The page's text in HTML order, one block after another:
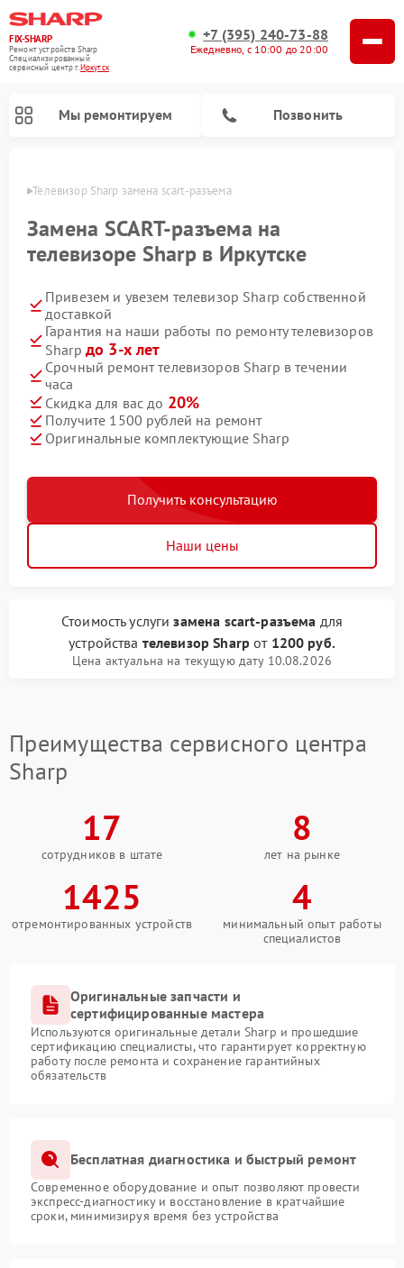
FIX-SHARP
Ремонт устройств Sharp
Специализированный
cервисный центр г.Иркутск
+7 (395) 240-73-88
Ежедневно, с 10:00 до 20:00
Мы ремонтируем Позвонить
Телевизор Sharp замена scart-разъема
Замена SCART-разъема на
телевизоре Sharp в Иркутске
Привезем и увезем телевизор Sharp собственной
доставкой
Гарантия на наши работы по ремонту телевизоров
Sharp до 3-х лет
Срочный ремонт телевизоров Sharp в течении
часа
Скидка для вас до 20%
Получите 1500 рублей на ремонт
Оригинальные комплектующие Sharp
Получить консультацию
Наши цены
Стоимость услугизамена scart-разъема для
устройства телевизор Sharp от 1200 руб.
Цена актуальна на текущую дату 10.08.2026
Преимущества сервисного центра
Sharp
17
сотрудников в штате
8
лет на рынке
1425
отремонтированных устройств
4
минимальный опыт работы
специалистов
Оригинальные запчасти и
сертифицированные мастера
Используются оригинальные детали Sharp и прошедшие
сертификацию специалисты, что гарантирует корректную
работу после ремонта и сохранение гарантийных
обязательств
Бесплатная диагностика и быстрый ремонт
Современное оборудование и опыт позволяют провести
экспресс-диагностику и восстановление в кратчайшие
сроки, минимизируя время без устройства